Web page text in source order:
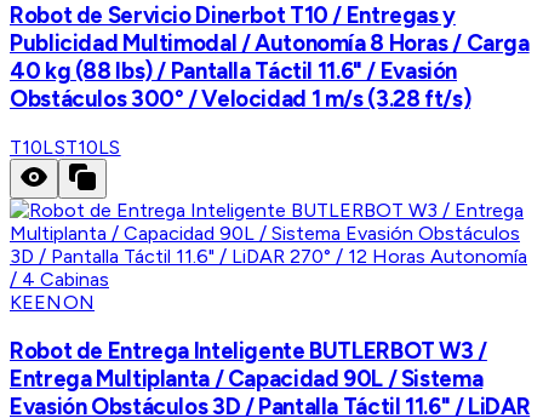
Robot de Servicio Dinerbot T10 / Entregas y
Publicidad Multimodal / Autonomía 8 Horas / Carga
40 kg (88 lbs) / Pantalla Táctil 11.6" / Evasión
Obstáculos 300° / Velocidad 1 m/s (3.28 ft/s)
T10LST10LS
KEENON
Robot de Entrega Inteligente BUTLERBOT W3 /
Entrega Multiplanta / Capacidad 90L / Sistema
Evasión Obstáculos 3D / Pantalla Táctil 11.6" / LiDAR